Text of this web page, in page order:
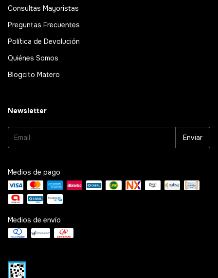
Consultas Mayoristas
Preguntas Frecuentes
Política de Devolución
Quiénes Somos
Blogcito Matero
Newsletter
Medios de pago
Medios de envío